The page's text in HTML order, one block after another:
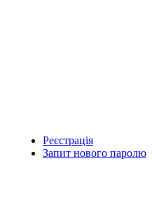
Реєстрація
Запит нового паролю